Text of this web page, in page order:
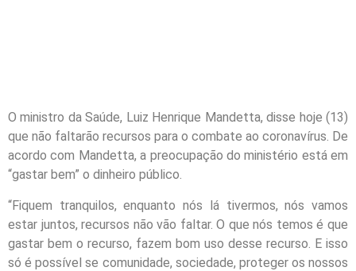
O ministro da Saúde, Luiz Henrique Mandetta, disse hoje (13)
que não faltarão recursos para o combate ao coronavírus. De
acordo com Mandetta, a preocupação do ministério está em
“gastar bem” o dinheiro público.
“Fiquem tranquilos, enquanto nós lá tivermos, nós vamos
estar juntos, recursos não vão faltar. O que nós temos é que
gastar bem o recurso, fazem bom uso desse recurso. E isso
só é possível se comunidade, sociedade, proteger os nossos